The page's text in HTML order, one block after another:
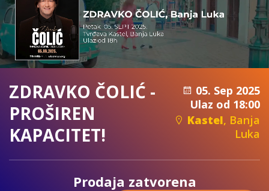
ZDRAVKO ČOLIĆ -
PROŠIREN
KAPACITET!
05. Sep 2025
Ulaz od 18:00
Kastel, Banja
Luka
Prodaja zatvorena